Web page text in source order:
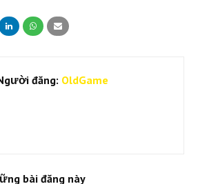
đăng: OldGame
bài đăng này